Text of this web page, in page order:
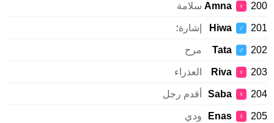
♀
Amna سلامة
♂
Hiwa إشارة؛
♂
Tata مرح
♀
Riva العذراء
♀
Saba أقدم رجل
♀
Enas ودي